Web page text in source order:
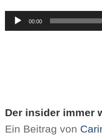
Audio-
Player
00:00
Der insider immer
Ein Beitrag von